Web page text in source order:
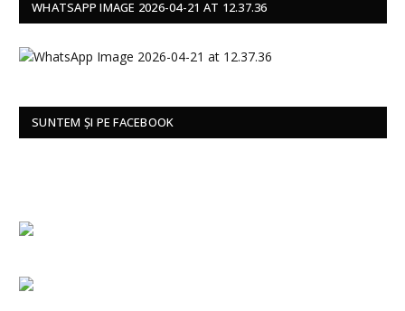
WHATSAPP IMAGE 2026-04-21 AT 12.37.36
SUNTEM ȘI PE FACEBOOK